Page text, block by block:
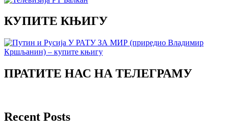
КУПИТЕ КЊИГУ
ПРАТИТЕ НАС НА ТЕЛЕГРАМУ
Recent Posts